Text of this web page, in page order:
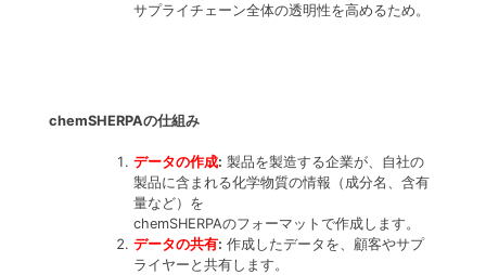
サプライチェーン全体の透明性を高めるため。
chemSHERPAの仕組み
データの作成: 製品を製造する企業が、自社の
製品に含まれる化学物質の情報（成分名、含有
量など）を
chemSHERPAのフォーマットで作成します。
データの共有: 作成したデータを、顧客やサプ
ライヤーと共有します。